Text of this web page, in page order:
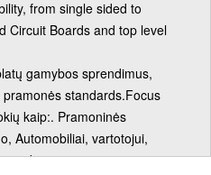
from single sided to
Circuit Boards and top level
gamybos sprendimus,
standards.Focus
kaip:. Pramoninės
Automobiliai, vartotojui,
ir daugiau ......